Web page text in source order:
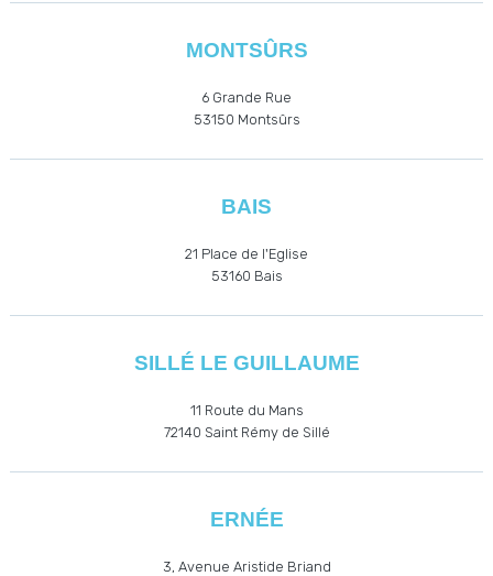
MONTSÛRS
6 Grande Rue
53150 Montsûrs
BAIS
21 Place de l'Eglise
53160 Bais
SILLÉ LE GUILLAUME
11 Route du Mans
72140 Saint Rémy de Sillé
ERNÉE
3, Avenue Aristide Briand